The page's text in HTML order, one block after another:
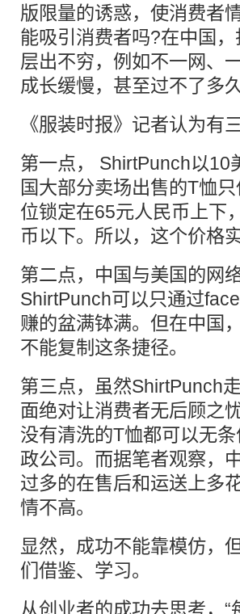
版限量的诱惑，使消费者
能吸引消费者吗?在中国
层出不穷，例如不一网、
成长缓慢，甚至过不了多
《服装时报》记者认为有
第一点， ShirtPunch以10
国大部分卖场出售的T恤
位锁定在65元人民币上下
币以下。所以，这个价格
第二点，中国与美国的网
ShirtPunch可以只通过
赚的盆满钵满。但在中国
不能复制这条捷径。
第三点，虽然ShirtPunch
面绝对让消费者无后顾之
没有清洗的T恤都可以无
政公司。而据笔者观察，
过多的在售后和运送上多
情不高。
显然，成功不能靠模仿，
们借鉴、学习。
从创业者的成功去思考，